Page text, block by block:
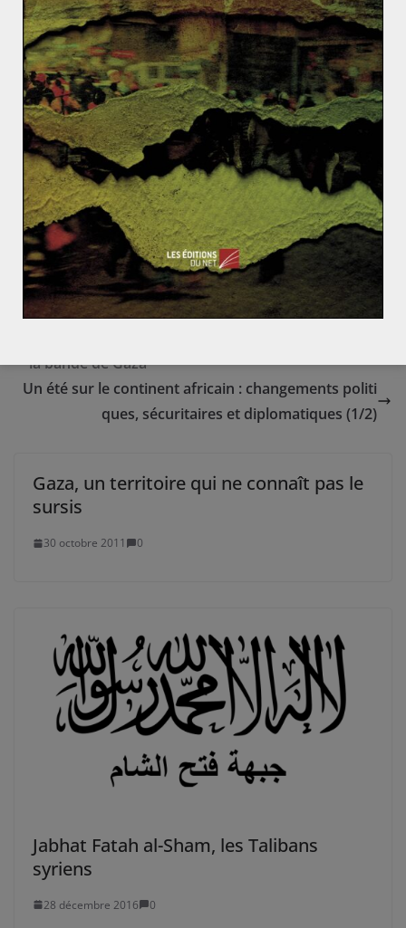
depuis la révolution islamique que de telles
manifestations ont lieu dans le pays. Des
manifestations dont les revendications sont dirigées
directement contre l’un des piliers du régime : le port
du voile islamique. Ajouté à cela une très forte
mobilisation des hommes, il semblerait que les
mentalités évoluent dans le sens des droits de la
femme, et ce même au Moyen-Orient où la société était
jusqu’alors sous entière domination masculine.
La mort de Mahsa Amini, aussi tragique soit-elle,
aurait-elle initiée le début d’une nouvelle ère ?
la bande de Gaza
Un été sur le continent africain : changements politi
ques, sécuritaires et diplomatiques (1/2)
Gaza, un territoire qui ne connaît pas le
sursis
30 octobre 2011 0
Jabhat Fatah al-Sham, les Talibans
syriens
28 décembre 2016 0